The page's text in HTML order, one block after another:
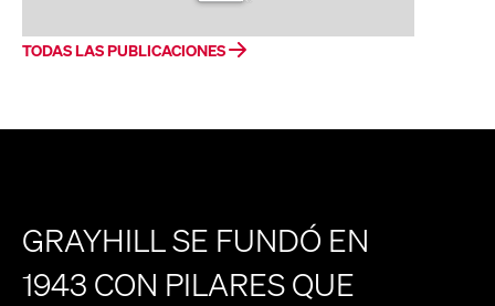
TODAS LAS PUBLICACIONES
GRAYHILL SE FUNDÓ EN
1943 CON PILARES QUE